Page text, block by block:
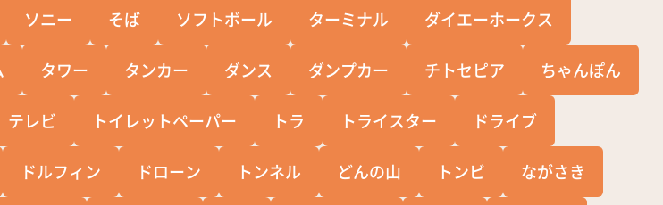
ソニー そば ソフトボール ターミナル ダイエーホークス
タワー タンカー ダンス ダンプカー チトセピア ちゃんぽん
テレビ トイレットペーパー トラ トライスター ドライブ
ドルフィン ドローン トンネル どんの山 トンビ ながさき